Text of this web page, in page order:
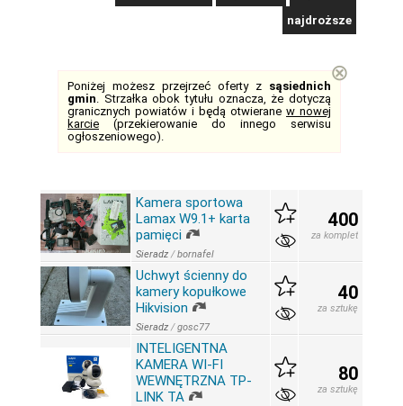
najdroższe
Poniżej możesz przejrzeć oferty z sąsiednich
gmin. Strzałka obok tytułu oznacza, że dotyczą
granicznych powiatów i będą otwierane w nowej
karcie (przekierowanie do innego serwisu
ogłoszeniowego).
⊗
Kamera sportowa
Lamax W9.1+ karta
pamięci
Sieradz /bornafel
400
za komplet
Uchwyt ścienny do
kamery kopułkowe
Hikvision
Sieradz /gosc77
40
za sztukę
INTELIGENTNA
KAMERA WI-FI
WEWNĘTRZNA TP-
LINK TA
80
za sztukę